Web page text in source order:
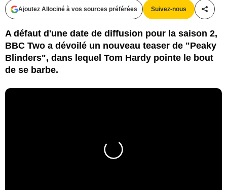
Ajoutez Allociné à vos sources préférées Suivez-nous
A défaut d'une date de diffusion pour la saison 2,
BBC Two a dévoilé un nouveau teaser de "Peaky
Blinders", dans lequel Tom Hardy pointe le bout
de se barbe.